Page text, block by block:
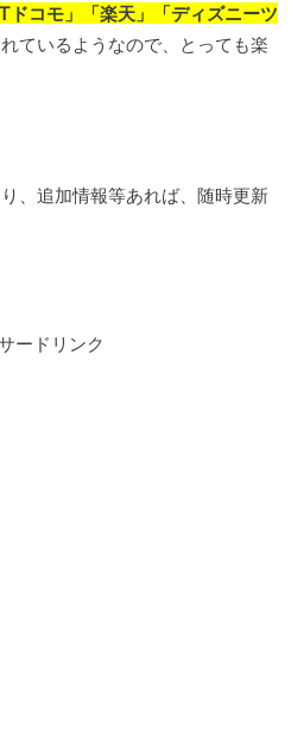
ドコモ」「楽天」「ディズニーツ
ているようなので、とっても楽
、追加情報等あれば、随時更新
ードリンク